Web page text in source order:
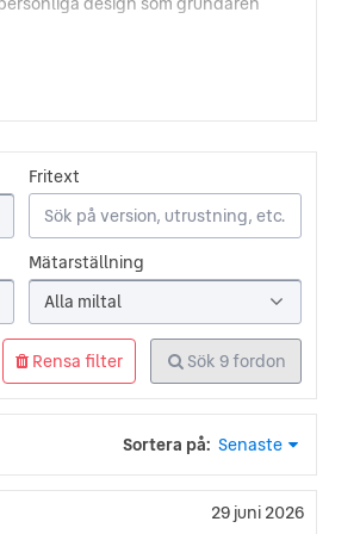
världskänd. Han skapade en
modern. Den tillverkades ända
starkare och Citroën kunde
De blev komplement till de
med design och
mer på komfort och tekniska
familjer och bilförare som söker
Fritext
Mätarställning
Alla miltal
Rensa filter Sök 9fordon
Sortera på: Senaste
29 juni 2026